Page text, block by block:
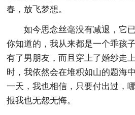
春，放飞梦想。
如今思念丝毫没有减退，它
你知道的，我从来都是一个乖孩
有了男朋友，而且穿上了婚纱走
时，我依然会在堆积如山的题海
一天，我也相信，只要付出过，
报我也无怨无悔。